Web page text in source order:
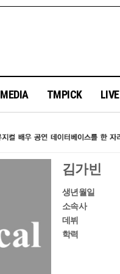
MEDIA TMPICK LIVE
김가빈
생년월일
소속사
데뷔
학력